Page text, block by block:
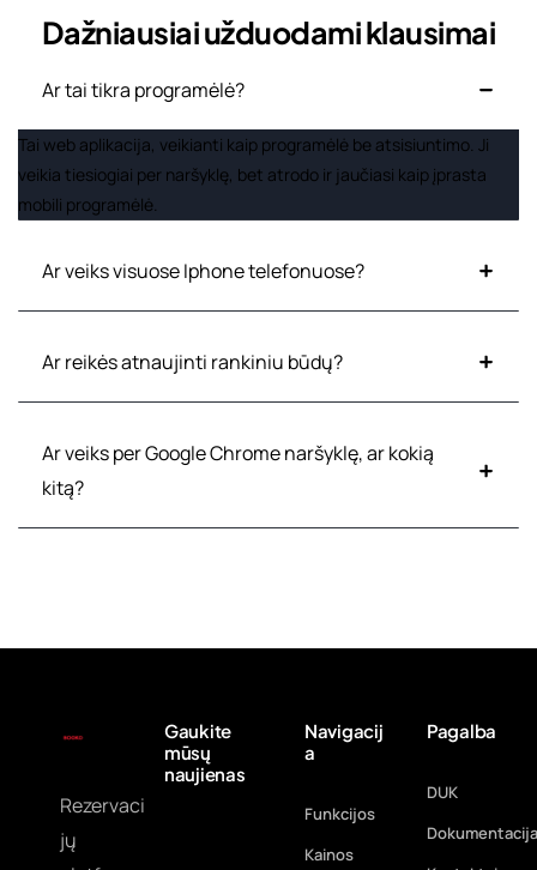
Dažniausiaiužduodamiklausimai
Ar tai tikra programėlė?
Tai web aplikacija, veikianti kaip programėlė be atsisiuntimo. Ji
veikia tiesiogiai per naršyklę, bet atrodo ir jaučiasi kaip įprasta
mobili programėlė.
Ar veiks visuose Iphone telefonuose?
Ar reikės atnaujinti rankiniu būdų?
Ar veiks per Google Chrome naršyklę, ar kokią
kitą?
Rezervaci
jų
Navigacij
a
Funkcijos
Kainos
Pagalba
DUK
Dokumentacija
Gaukite
mūsų
naujienas